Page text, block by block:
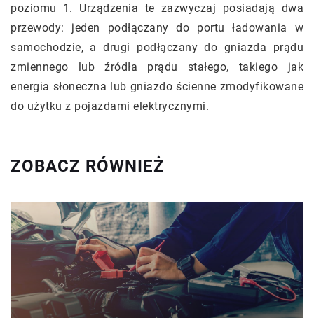
poziomu 1. Urządzenia te zazwyczaj posiadają dwa
przewody: jeden podłączany do portu ładowania w
samochodzie, a drugi podłączany do gniazda prądu
zmiennego lub źródła prądu stałego, takiego jak
energia słoneczna lub gniazdo ścienne zmodyfikowane
do użytku z pojazdami elektrycznymi.
ZOBACZ RÓWNIEŻ